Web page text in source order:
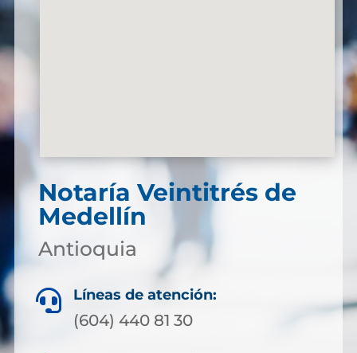
Notaría Veintitrés de
Medellín
Antioquia
 Líneas de atención:
(604) 440 81 30